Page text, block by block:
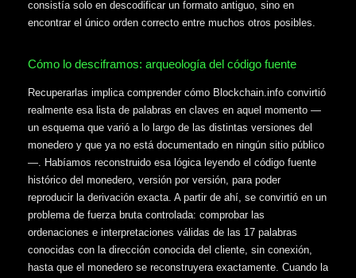
consistía solo en descodificar un formato antiguo, sino en
encontrar el único orden correcto entre muchos otros posibles.
Cómo lo desciframos: arqueología del código fuente
Recuperarlas implica comprender cómo Blockchain.info convirtió
realmente esa lista de palabras en claves en aquel momento —
un esquema que varió a lo largo de las distintas versiones del
monedero y que ya no está documentado en ningún sitio público
—. Habíamos reconstruido esa lógica leyendo el código fuente
histórico del monedero, versión por versión, para poder
reproducir la derivación exacta. A partir de ahí, se convirtió en un
problema de fuerza bruta controlada: comprobar las
ordenaciones e interpretaciones válidas de las 17 palabras
conocidas con la dirección conocida del cliente, sin conexión,
hasta que el monedero se reconstruyera exactamente. Cuando la